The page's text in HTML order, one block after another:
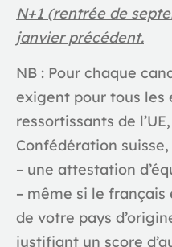
N+1 (rentrée de
janvier précédent.
NB : Pour chaque
exigent pour tous les
ressortissants de
Confédération
– une attestation
– même si le
de votre pays
justifiant un score